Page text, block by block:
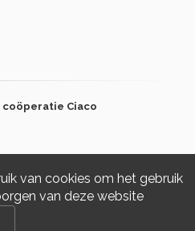
van cookies om het gebruik
van deze website
Ciaco